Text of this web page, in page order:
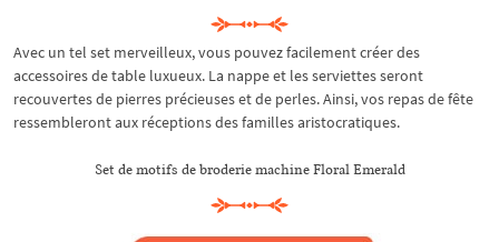
Avec un tel set merveilleux, vous pouvez facilement créer des
accessoires de table luxueux. La nappe et les serviettes seront
recouvertes de pierres précieuses et de perles. Ainsi, vos repas de fête
ressembleront aux réceptions des familles aristocratiques.
Set de motifs de broderie machine Floral Emerald